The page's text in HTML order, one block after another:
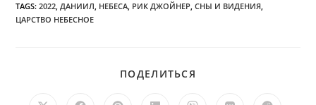
TAGS:2022, ДАНИИЛ, НЕБЕСА, РИК ДЖОЙНЕР, СНЫ И ВИДЕНИЯ,
ЦАРСТВО НЕБЕСНОЕ
ПОДЕЛИТЬСЯ